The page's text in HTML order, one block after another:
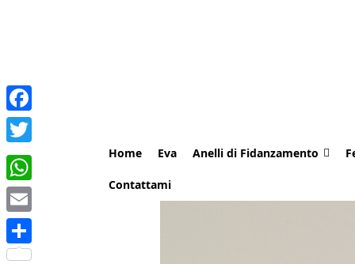
Home Eva Anelli di Fidanzamento
Contattami
Facebook
Twitter
WhatsApp
Email
Share